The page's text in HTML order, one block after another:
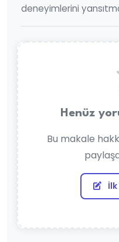
deneyimlerini
Henüz
Bu makale